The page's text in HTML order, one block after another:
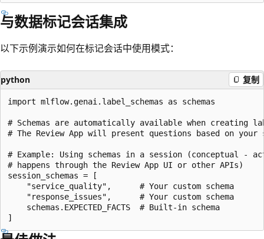
与数据标记会话集成
以下示例演示如何在标记会话中使用模式：
python 复制
import mlflow.genai.label_schemas as schemas
# Schemas are automatically available when creating
# The Review App will present questions based on your
# Example: Using schemas in a session (conceptual -
# happens through the Review App UI or other APIs)
session_schemas = [
    "service_quality",      # Your custom schema
    "response_issues",      # Your custom schema
    schemas.EXPECTED_FACTS  # Built-in schema